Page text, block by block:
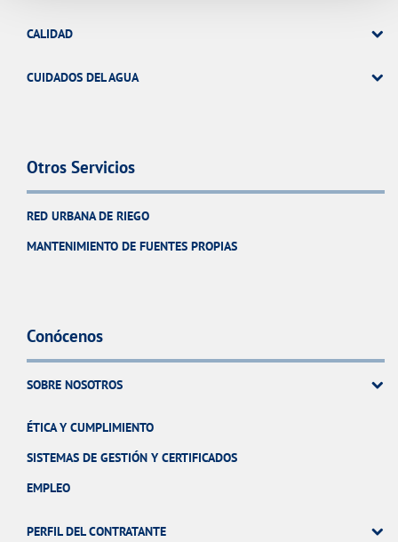
CALIDAD
CUIDADOS DEL AGUA
Otros Servicios
RED URBANA DE RIEGO
MANTENIMIENTO DE FUENTES PROPIAS
Conócenos
SOBRE NOSOTROS
ÉTICA Y CUMPLIMIENTO
SISTEMAS DE GESTIÓN Y CERTIFICADOS
EMPLEO
PERFIL DEL CONTRATANTE